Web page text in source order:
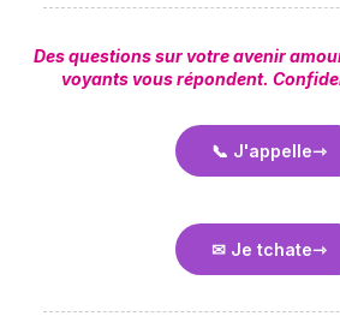
Des questions sur votre avenir
voyants vous répondent.
📞 J'appelle
✉ Je tchate